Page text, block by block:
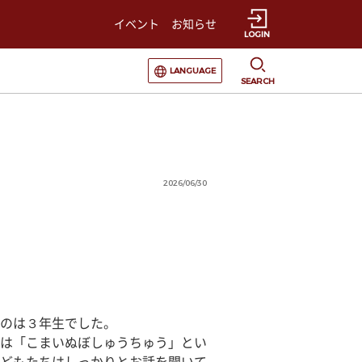
イベント お知らせ
LOGIN
選択すると言語の切替が発生します
LANGUAGE
SEARCH
2026/06/30
は３年生でした。
「こまいぬぼしゅうちゅう」とい